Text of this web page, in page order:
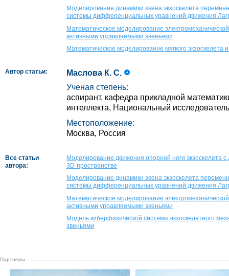
Моделирование динамики звена экзоскелета
системы дифференциальных уравнений движения
Математическое моделирование
активными управляемыми звеньями
Математическое моделирование мягкого экзоскелета
Автор статьи:
Маслова К. С.
Ученая степень:
аспирант, кафедра прикладной
интеллекта, Национальный
Местоположение:
Москва, Россия
Все статьи
автора:
Моделирование движения опорной ноги экзоскелета
3D-пространстве
Моделирование динамики звена экзоскелета
системы дифференциальных уравнений движения
Математическое моделирование
активными управляемыми звеньями
Модель киберфизической системы экзоскелетного
звеньями
Партнеры